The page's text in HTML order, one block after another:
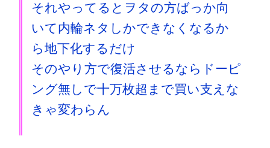
それやってるとヲタの方ばっか向
いて内輪ネタしかできなくなるか
ら地下化するだけ
そのやり方で復活させるならドーピ
ング無しで十万枚超まで買い支えな
きゃ変わらん